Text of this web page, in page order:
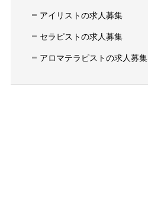
アイリストの求人募集
セラピストの求人募集
アロマテラピストの求人募集